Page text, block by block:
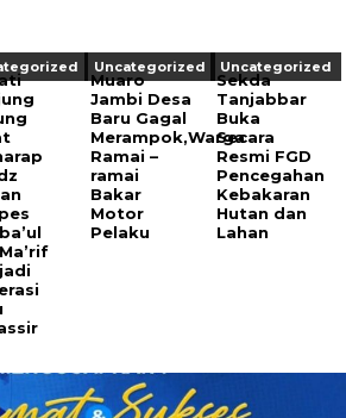
Uncategorized
Muaro
Jambi Desa
Baru Gagal
Merampok,Warga
Ramai –
ramai
Bakar
Motor
Pelaku
Uncategorized
Sekda
Tanjabbar
Buka
Secara
Resmi FGD
Pencegahan
Kebakaran
Hutan dan
Lahan